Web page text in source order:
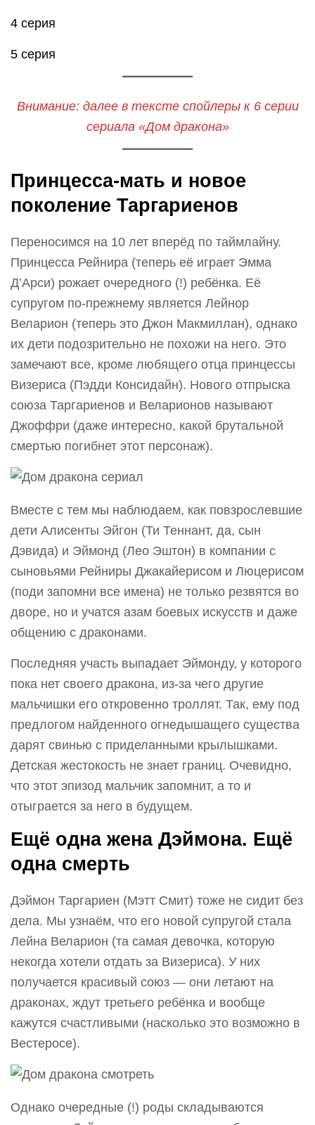
4 серия
5 серия
Внимание: далее в тексте спойлеры к 6 серии
сериала «Дом дракона»
Принцесса-мать и новое
поколение Таргариенов
Переносимся на 10 лет вперёд по таймлайну.
Принцесса Рейнира (теперь её играет Эмма
Д’Арси) рожает очередного (!) ребёнка. Её
супругом по-прежнему является Лейнор
Веларион (теперь это Джон Макмиллан), однако
их дети подозрительно не похожи на него. Это
замечают все, кроме любящего отца принцессы
Визериса (Пэдди Консидайн). Нового отпрыска
союза Таргариенов и Веларионов называют
Джоффри (даже интересно, какой брутальной
смертью погибнет этот персонаж).
Вместе с тем мы наблюдаем, как повзрослевшие
дети Алисенты Эйгон (Ти Теннант, да, сын
Дэвида) и Эймонд (Лео Эштон) в компании с
сыновьями Рейниры Джакайерисом и Люцерисом
(поди запомни все имена) не только резвятся во
дворе, но и учатся азам боевых искусств и даже
общению с драконами.
Последняя участь выпадает Эймонду, у которого
пока нет своего дракона, из-за чего другие
мальчишки его откровенно троллят. Так, ему под
предлогом найденного огнедышащего существа
дарят свинью с приделанными крылышками.
Детская жестокость не знает границ. Очевидно,
что этот эпизод мальчик запомнит, а то и
отыграется за него в будущем.
Ещё одна жена Дэймона. Ещё
одна смерть
Дэймон Таргариен (Мэтт Смит) тоже не сидит без
дела. Мы узнаём, что его новой супругой стала
Лейна Веларион (та самая девочка, которую
некогда хотели отдать за Визериса). У них
получается красивый союз — они летают на
драконах, ждут третьего ребёнка и вообще
кажутся счастливыми (насколько это возможно в
Вестеросе).
Однако очередные (!) роды складываются